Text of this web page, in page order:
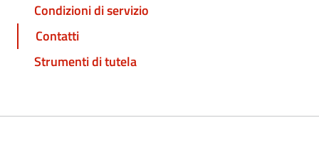
Condizioni di servizio
Contatti
Strumenti di tutela